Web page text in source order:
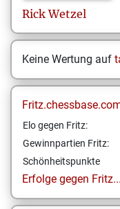
Rick Wetzel
Keine Wertung auf
Elo gegen Fritz:
Gewinnpartien Fritz:
Schönheitspunkte
Erfolge gegen Fritz...